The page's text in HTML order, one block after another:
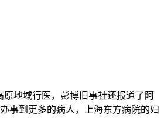
地域行医，彭博旧事社还报道了阿
事到更多的病人，上海东方病院的妇